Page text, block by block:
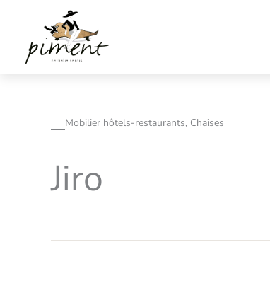
contenu
Mobilier hôtels-restaurants, Chaises
Jiro